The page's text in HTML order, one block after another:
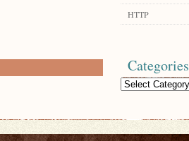
HTTP
Categories
Categories